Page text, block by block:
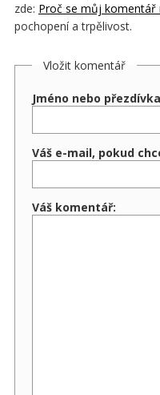
zde: Proč se můj komentář
pochopení a trpělivost.
Vložit komentář
Jméno nebo
Váš e-mail, pokud
Váš komentář: